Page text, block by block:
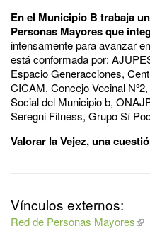
En el Municipio B trabaja
Personas Mayores que
intensamente para avanzar
está conformada por:
Espacio Generacciones,
CICAM, Concejo Vecinal
Social del Municipio b,
Seregni Fitness, Grupo Sí
Valorar la Vejez, una
Vínculos externos:
Red de Personas Mayores